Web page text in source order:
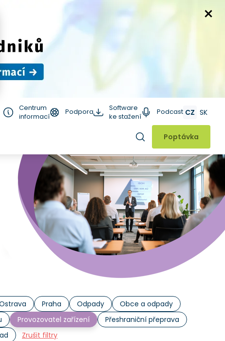
Centrum
informací
Podpora
Software
ke stažení
Podcast CZ SK
Hledat
Poptávka
Praha Odpady
Obce a odpady
Provozovatel zařízení
Přeshraniční přeprava
Zrušit filtry